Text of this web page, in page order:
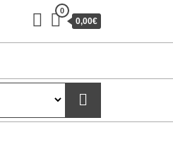
0
0,00€